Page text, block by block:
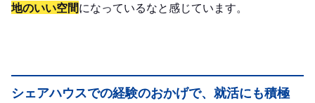
地のいい空間になっているなと感じています。
シェアハウスでの経験のおかげで、就活にも積極